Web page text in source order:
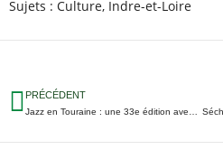
Sujets : Culture, Indre-et-Loire
PRÉCÉDENT